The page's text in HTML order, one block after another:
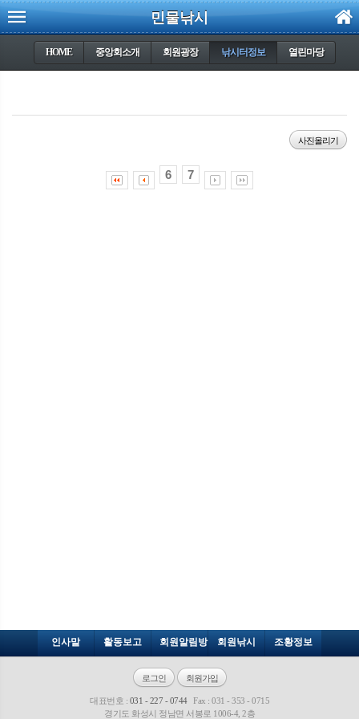
민물낚시
HOME 중앙회소개 회원광장 낚시터정보 열린마당
사진올리기
6 7
인사말 활동보고 회원알림방 회원낚시 조황정보
로그인 회원가입
대표번호 : 031 - 227 - 0744
Fax : 031 - 353 - 0715
경기도 화성시 정남면 서봉로 1006-4, 2층